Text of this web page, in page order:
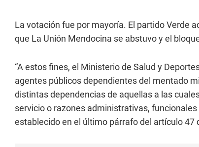
La votación fue por mayoría. El partido Verde
que La Unión Mendocina se abstuvo y el
“A estos fines, el Ministerio de Salud y
agentes públicos dependientes del mentado
distintas dependencias de aquellas a las
servicio o razones administrativas,
establecido en el último párrafo del artículo 47